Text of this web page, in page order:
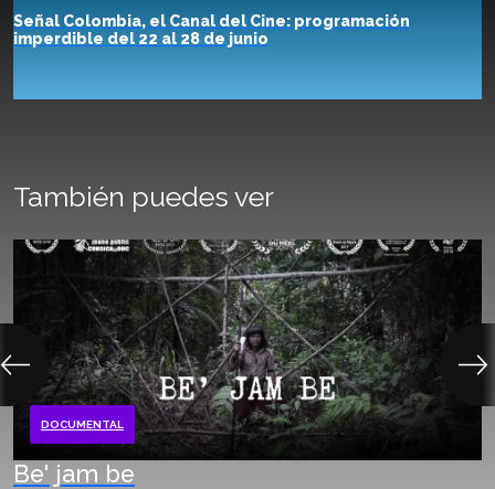
Señal Colombia, el Canal del Cine: programación
imperdible del 22 al 28 de junio
También puedes ver
Be' jam be
DOCUMENTAL